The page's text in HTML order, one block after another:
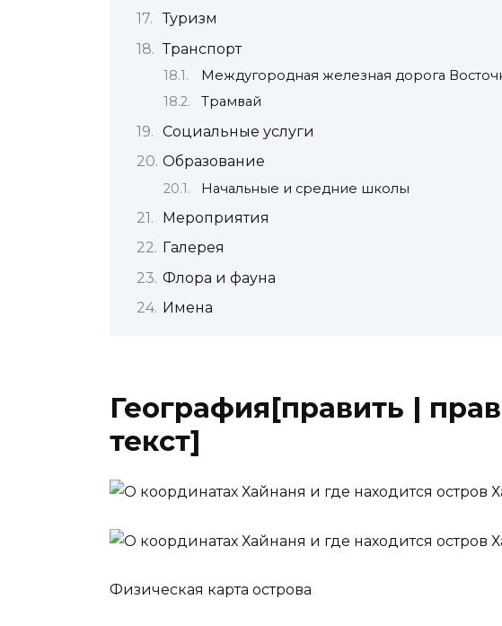
Туризм
Транспорт
Междугородная железная дорога
Трамвай
Социальные услуги
Образование
Начальные и средние школы
Мероприятия
Галерея
Флора и фауна
Имена
География[править |
текст]
Физическая карта острова